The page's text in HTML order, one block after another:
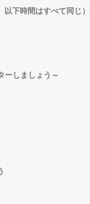
下時間はすべて同じ）
ーしましょう～